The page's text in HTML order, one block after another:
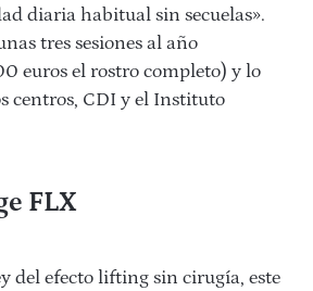
diaria habitual sin secuelas».
tres sesiones al año
euros el rostro completo) y lo
centros, CDI y el Instituto
FLX
del efecto lifting sin cirugía, este